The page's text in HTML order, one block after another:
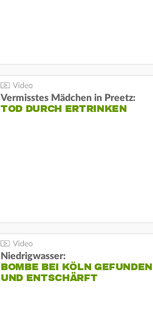
Vermisstes Mädchen in Preetz:
TOD DURCH ERTRINKEN
Niedrigwasser:
BOMBE BEI KÖLN GEFUNDEN
UND ENTSCHÄRFT